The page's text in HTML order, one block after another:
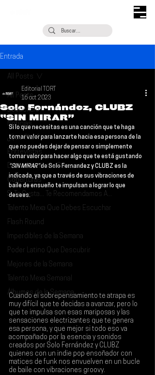
Entrada
All Posts
Escúchalo
Noticias
¿Qué Plan?
Entrevistas
Descubrimiento Semanal
Coberturas
Si Te Gusta... Te Recomendamos A...
Talento Mexa Que Debes Escuchar
Flash Round
Imperdibles de la Semana
Poder Latino Que Descubrir
Mejores de la Semana
Talento Mexa Semanal
Álbumes de la Semana
All Posts
Solo Fernández, CLUBZ
“SIN MIRAR”
Editorial TORT
16 oct 2023
Si lo que necesitas es una canción que te haga
tomar valor para lanzarte hacia esa persona de la
que no puedes dejar de pensar o simplemente
tomar valor para hacer algo que te está gustando
“SIN MIRAR” de Solo Fernandez y CLUBZ es la
indicada, ya que a través de sus vibraciones de
baile de ensueño te impulsan a lograr lo que
desees.
Cuando el sobrepensamiento te atrapa es
muy difícil que te decidas a avanzar, pero lo
que te impulsa son esas mariposas y las
sensaciones electrizantes que te genera
esa persona, y que mejor si todo eso va
acompañado por la esencia y sonidos
creados por Solo Fernández y CLUBZ
quienes con un indie pop ensoñador con
matices de funk nos envuelven en un bucle
de baile con vibraciones groovy.